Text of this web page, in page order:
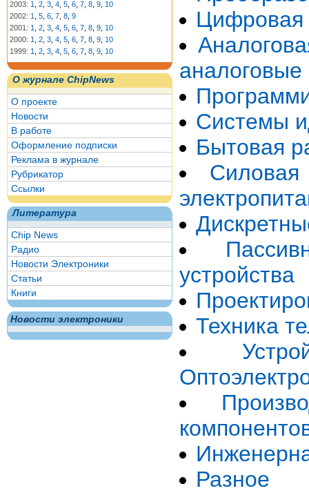
2003: 1 2 3 4 5 6 7 8 9 10
2002: 1 5 6 7 8 9
2001: 1 2 3 4 5 6 7 8 9 10
2000: 1 2 3 4 5 6 7 8 9 10
1999: 1 2 3 4 5 6 7 8 9 10
О журнале ChipNews
О проекте
Новости
В работе
Оформление подписки
Реклама в журнале
Рубрикатор
Ссылки
Литература
Chip News
Радио
Новости Электроники
Статьи
Книги
Новости электроники
Цифровая
аналоговые
Системы
Бытовая
устройства
Техника
Разное